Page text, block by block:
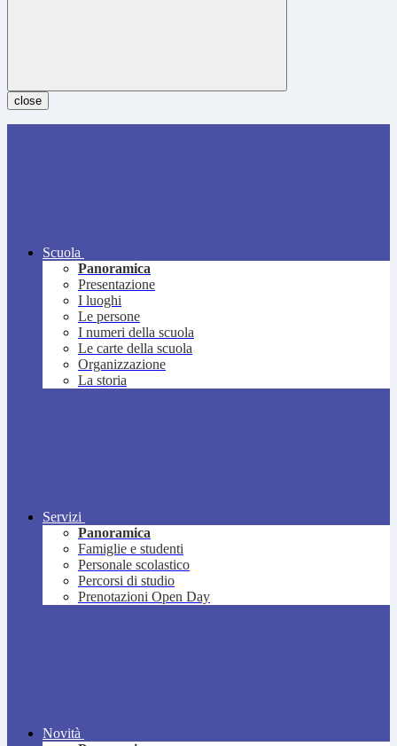
close
Scuola
Panoramica
Presentazione
I luoghi
Le persone
I numeri della scuola
Le carte della scuola
Organizzazione
La storia
Servizi
Panoramica
Famiglie e studenti
Personale scolastico
Percorsi di studio
Prenotazioni Open Day
Novità